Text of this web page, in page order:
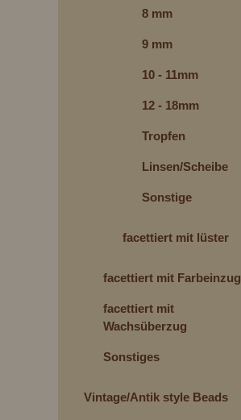
8 mm
9 mm
10 - 11mm
12 - 18mm
Tropfen
Linsen/Scheiben
Sonstige
facettiert mit lüster
facettiert mit Farbeinzug
facettiert mit
Wachsüberzug
Sonstiges
Vintage/Antik style Beads